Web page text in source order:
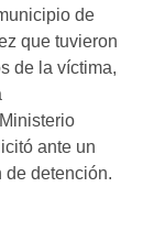
de
que tuvieron
de la víctima,
ante un
de detención.